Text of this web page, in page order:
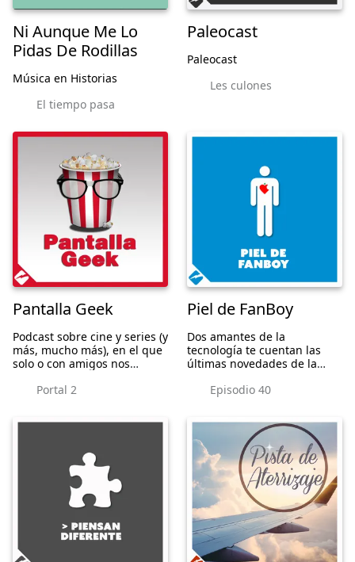
Ni Aunque Me Lo
Pidas De Rodillas
Música en Historias
El tiempo pasa
Paleocast
Paleocast
Les culones
Pantalla Geek
Podcast sobre cine y series (y
más, mucho más), en el que
solo o con amigos nos
más reciente visto en la
Portal 2
Piel de FanBoy
Dos amantes de la
tecnología te cuentan las
últimas novedades de la
sus experiencias personales,
criterio lo pueden hacer!
@pieldefanboy (htt...
Episodio 40